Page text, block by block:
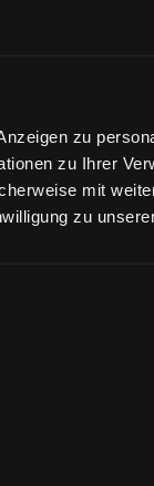
zu
zu Ihrer
mit
zu